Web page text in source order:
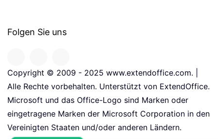
Folgen Sie uns
Copyright © 2009 - 2025 www.extendoffice.com. |
Alle Rechte vorbehalten. Unterstützt von ExtendOffice.
Microsoft und das Office-Logo sind Marken oder
eingetragene Marken der Microsoft Corporation in den
Vereinigten Staaten und/oder anderen Ländern.